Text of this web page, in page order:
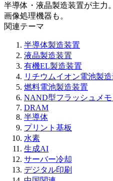
半導体・液晶製造装置が主力
画像処理機器も。
関連テーマ
半導体製造装置
液晶製造装置
有機EL製造装置
リチウムイオン電池製
燃料電池製造装置
NAND型フラッシュメモ
DRAM
半導体
プリント基板
水素
生成AI
サーバー冷却
デジタル印刷